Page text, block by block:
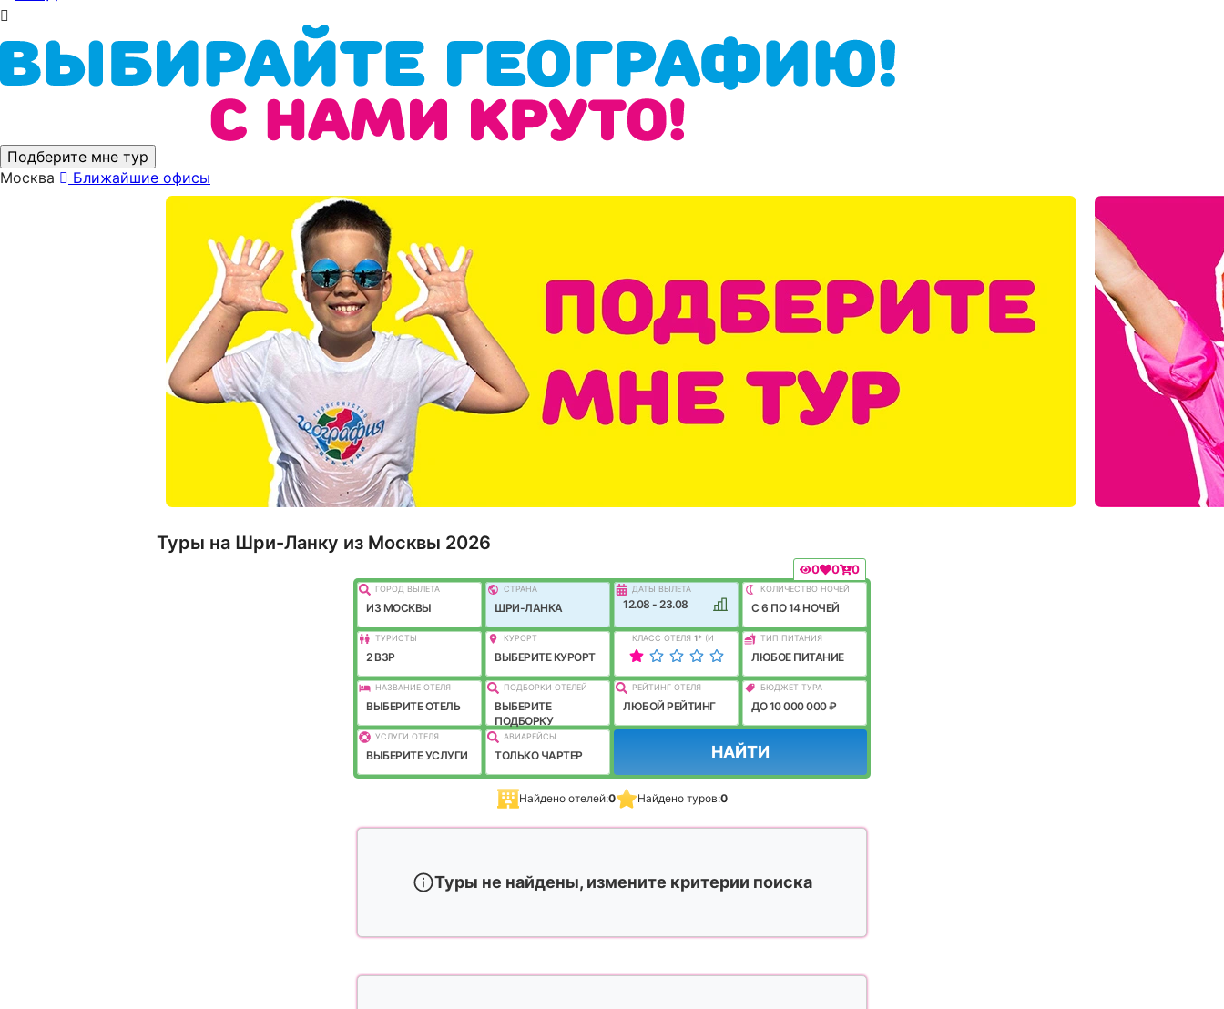
Подберите мне тур
Москва
Ближайшие офисы
Туры на Шри-Ланку из Москвы 2026
0 0 0
ГОРОД ВЫЛEТА
ИЗ МОСКВЫ
СТРАНА
ШРИ-ЛАНКА
ДАТЫ ВЫЛЕТА
12.08 - 23.08
КОЛИЧЕСТВО НОЧЕЙ
C 6 ПО 14 НОЧЕЙ
ТУРИСТЫ
2 ВЗР
КУРОРТ
ВЫБЕРИТЕ КУРОРТ
КЛАСС ОТЕЛЯ 1* (И
ЛУЧШЕ)
ТИП ПИТАНИЯ
ЛЮБОЕ ПИТАНИЕ
НАЗВАНИЕ ОТЕЛЯ
ВЫБЕРИТЕ ОТЕЛЬ
ПОДБОРКИ ОТЕЛЕЙ
ВЫБЕРИТЕ
ПОДБОРКУ
РЕЙТИНГ ОТЕЛЯ
ЛЮБОЙ РЕЙТИНГ
БЮДЖЕТ ТУРА
ДО 10 000 000 ₽
УСЛУГИ ОТЕЛЯ
ВЫБЕРИТЕ УСЛУГИ
АВИАРЕЙСЫ
ТОЛЬКО ЧАРТЕР НАЙТИ
Найдено отелей:0 Найдено туров:0
Туры не найдены, измените критерии поиска